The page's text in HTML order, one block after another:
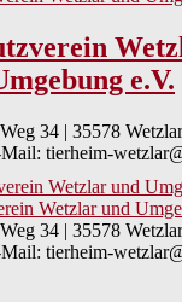
e.V.
34 | 35578
tierheim-
Wetzlar und
34 | 35578
tierheim-